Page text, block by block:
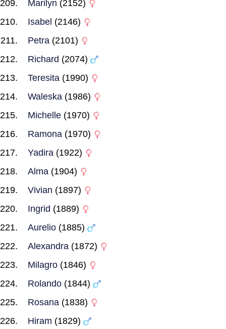
Marilyn (2152)
Isabel (2146)
Petra (2101)
Richard (2074)
Teresita (1990)
Waleska (1986)
Michelle (1970)
Ramona (1970)
Yadira (1922)
Alma (1904)
Vivian (1897)
Ingrid (1889)
Aurelio (1885)
Alexandra (1872)
Milagro (1846)
Rolando (1844)
Rosana (1838)
Hiram (1829)